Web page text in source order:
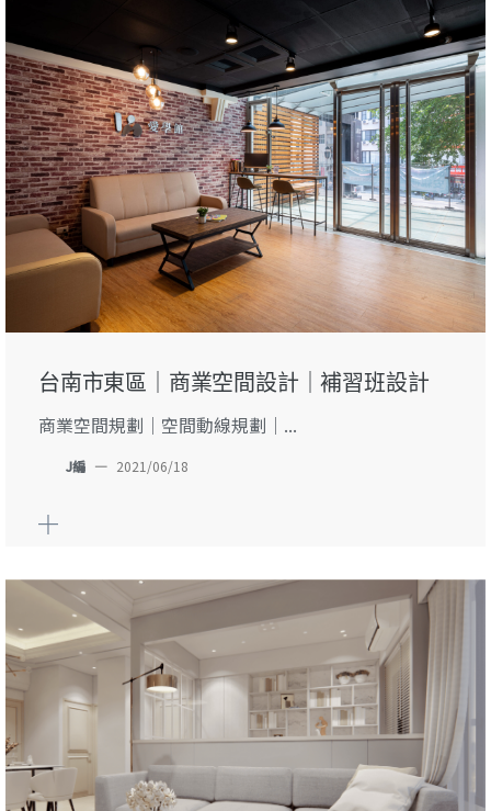
台南市東區｜商業空間設計｜補習班設計
商業空間規劃｜空間動線規劃｜...
J編 — 2021/06/18